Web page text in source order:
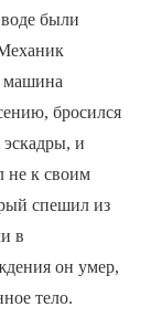
были
машина
бросился
и
не к своим
спешил из
в
он умер,
тело.